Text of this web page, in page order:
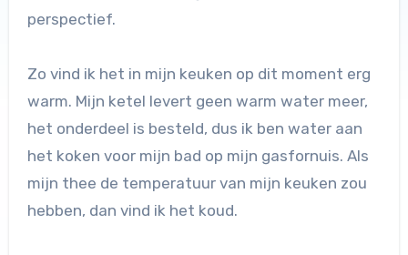
perspectief.
Zo vind ik het in mijn keuken op dit moment erg
warm. Mijn ketel levert geen warm water meer,
het onderdeel is besteld, dus ik ben water aan
het koken voor mijn bad op mijn gasfornuis. Als
mijn thee de temperatuur van mijn keuken zou
hebben, dan vind ik het koud.